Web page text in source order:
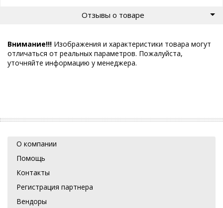
Отзывы о товаре
Внимание!!! Изображения и характеристики товара могут
отличаться от реальных параметров. Пожалуйста,
уточняйте информацию у менеджера.
О компании
Помощь
Контакты
Регистрация партнера
Вендоры